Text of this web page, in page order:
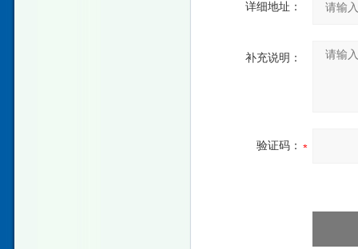
详细地址：
补充说明：
验证码：